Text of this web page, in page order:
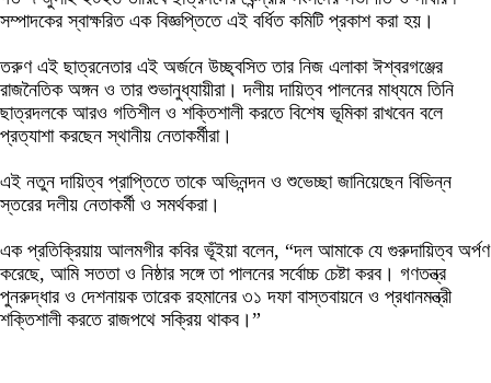
সম্পাদকের স্বাক্ষরিত এক বিজ্ঞপ্তিতে এই বর্ধিত কমিটি প্রকাশ করা হয়।
তরুণ এই ছাত্রনেতার এই অর্জনে উচ্ছ্বসিত তার নিজ এলাকা ঈশ্বরগঞ্জের
রাজনৈতিক অঙ্গন ও তার শুভানুধ্যায়ীরা। দলীয় দায়িত্ব পালনের মাধ্যমে তিনি
ছাত্রদলকে আরও গতিশীল ও শক্তিশালী করতে বিশেষ ভূমিকা রাখবেন বলে
প্রত্যাশা করছেন স্থানীয় নেতাকর্মীরা।
এই নতুন দায়িত্ব প্রাপ্তিতে তাকে অভিনন্দন ও শুভেচ্ছা জানিয়েছেন বিভিন্ন
স্তরের দলীয় নেতাকর্মী ও সমর্থকরা।
এক প্রতিক্রিয়ায় আলমগীর কবির ভূঁইয়া বলেন, “দল আমাকে যে গুরুদায়িত্ব অর্পণ
করেছে, আমি সততা ও নিষ্ঠার সঙ্গে তা পালনের সর্বোচ্চ চেষ্টা করব। গণতন্ত্র
পুনরুদ্ধার ও দেশনায়ক তারেক রহমানের ৩১ দফা বাস্তবায়নে ও প্রধানমন্ত্রী
শক্তিশালী করতে রাজপথে সক্রিয় থাকব।”